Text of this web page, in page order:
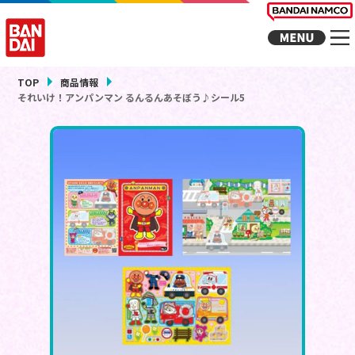
TOP
商品情報
それいけ！アンパンマン るんるんあそぼう♪シール5